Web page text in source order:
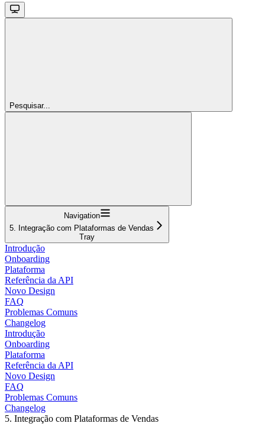
Pesquisar...
Navigation
5. Integração com Plataformas de Vendas
Tray
Introdução
Onboarding
Plataforma
Referência da API
Novo Design
FAQ
Problemas Comuns
Changelog
Introdução
Onboarding
Plataforma
Referência da API
Novo Design
FAQ
Problemas Comuns
Changelog
5. Integração com Plataformas de Vendas